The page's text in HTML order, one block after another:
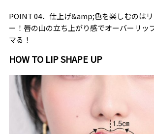
POINT 04．仕上げ&amp;色を楽しむのは
ー！唇の山の立ち上がり感でオーバーリッ
マる！
HOW TO LIP SHAPE UP